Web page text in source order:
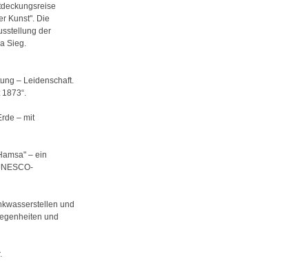
Kunst". Die
der
Sieg.
– Leidenschaft.
– mit
– ein
und
und